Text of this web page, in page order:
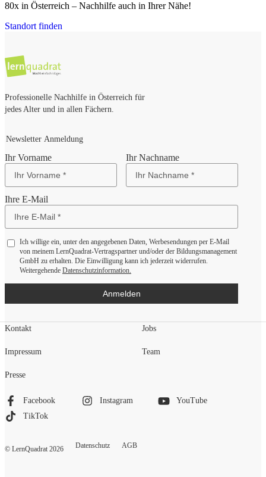
80x in Österreich – Nachhilfe auch in Ihrer Nähe!
Standort finden
Professionelle Nachhilfe in Österreich für
jedes Alter und in allen Fächern.
Newsletter Anmeldung
Ihr Vorname Ihr Nachname
Ihre E-Mail
Ich willige ein, unter den angegebenen Daten, Werbesendungen per E-Mail
von meinem LernQuadrat-Vertragspartner und/oder der Bildungsmanagement
GmbH zu erhalten. Die Einwilligung kann ich jederzeit widerrufen.
Weitergehende Datenschutzinformation.
Anmelden
Kontakt
Impressum
Presse
Jobs
Team
Facebook Instagram
YouTube
TikTok
© LernQuadrat 2026 Datenschutz AGB